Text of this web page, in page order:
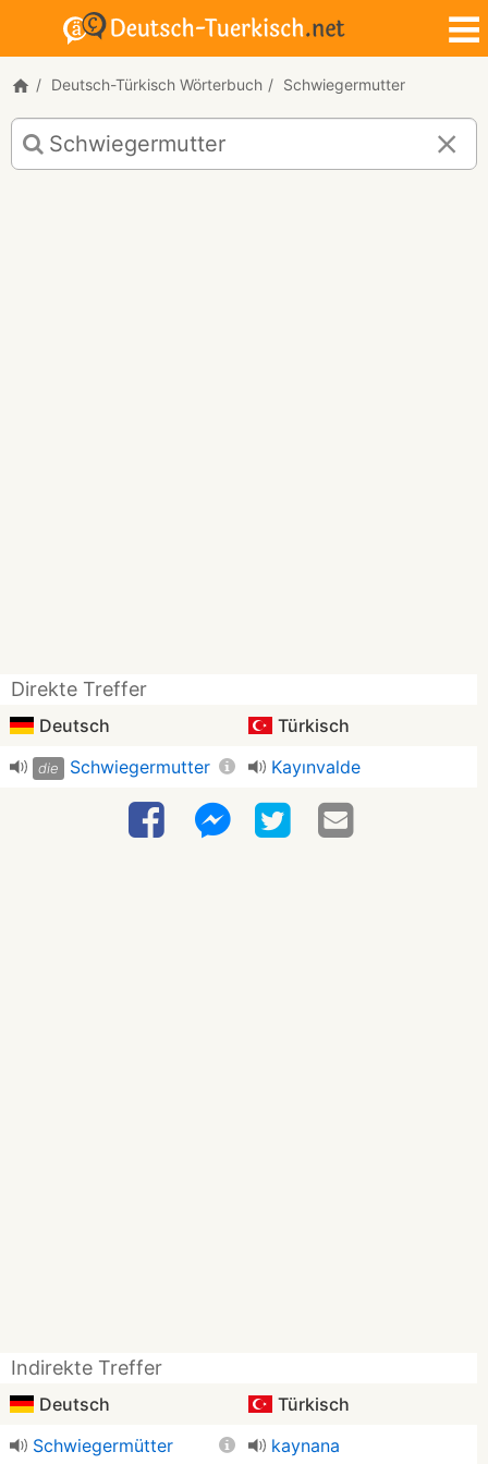
Deutsch-Türkisch Wörterbuch Schwiegermutter
Deutsch-
Türkisch
Übersetzung
Direkte Treffer
Deutsch Türkisch
die Schwiegermutter Kayınvalde
Indirekte Treffer
Deutsch
Türkisch
Schwiegermütter
kaynana